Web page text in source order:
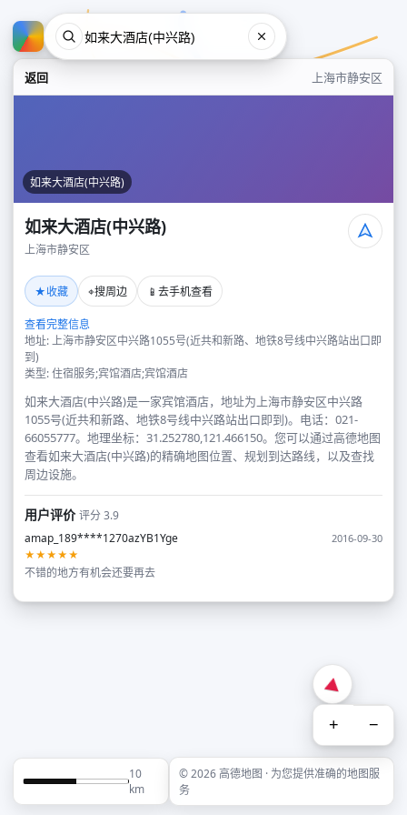
返回 上海市静安区
如来大酒店(中兴路)
如来大酒店(中兴路)
上海市静安区
★收藏 ⌖搜周边 📱 去手机查看
查看完整信息
地址: 上海市静安区中兴路1055号(近共和新路、地铁8号线中兴路站出口即
到)
类型: 住宿服务;宾馆酒店;宾馆酒店
如来大酒店(中兴路)是一家宾馆酒店，地址为上海市静安区中兴路
1055号(近共和新路、地铁8号线中兴路站出口即到)。电话：021-
66055777。地理坐标：31.252780,121.466150。您可以通过高德地图
查看如来大酒店(中兴路)的精确地图位置、规划到达路线，以及查找
周边设施。
用户评价评分 3.9
amap_189****1270azYB1Yge
2016-09-30
★★★★★
不错的地方有机会还要再去
+ −
10
km
© 2026 高德地图 · 为您提供准确的地图服
务